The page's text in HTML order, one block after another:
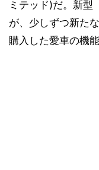
ミテッド)だ。新型
が、少しずつ新た
購入した愛車の機